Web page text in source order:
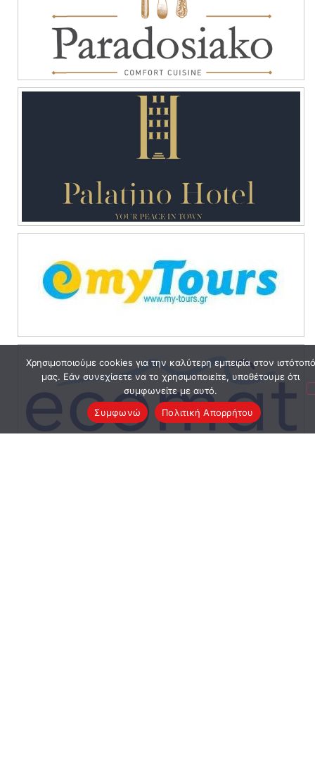
Χρησιμοποιούμε cookies για την καλύτερη εμπειρία στον ιστότοπό
μας. Εάν συνεχίσετε να το χρησιμοποιείτε, υποθέτουμε ότι
συμφωνείτε με αυτό.
Συμφωνώ
Πολιτική Απορρήτου